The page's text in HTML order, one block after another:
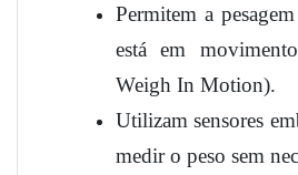
Permitem a
está em
Weigh In Motion).
Utilizam sensores
medir o peso sem